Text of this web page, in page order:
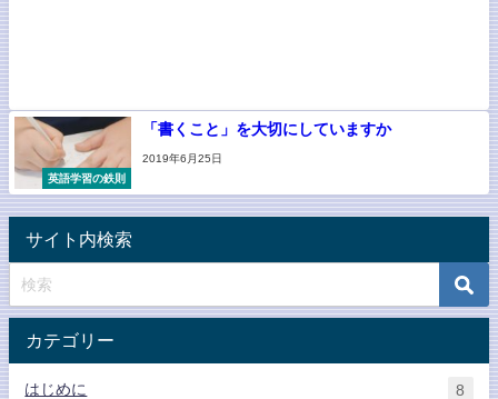
英語学習の鉄則
「書くこと」を大切にしていますか
2019年6月25日
サイト内検索
カテゴリー
はじめに 8